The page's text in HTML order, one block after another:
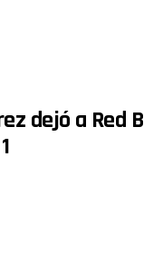
dejó a Red